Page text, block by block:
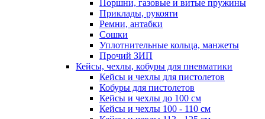
Поршни, газовые и витые пружины
Приклады, рукояти
Ремни, антабки
Сошки
Уплотнительные кольца, манжеты
Прочий ЗИП
Кейсы, чехлы, кобуры для пневматики
Кейсы и чехлы для пистолетов
Кобуры для пистолетов
Кейсы и чехлы до 100 см
Кейсы и чехлы 100 - 110 см